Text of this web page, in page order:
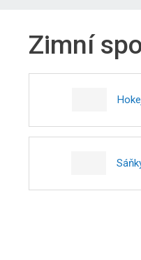
Zimní